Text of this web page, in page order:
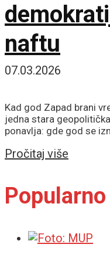
naftu
07.03.2026
Kad god Zapad brani
jedna stara
ponavlja: gde god se
Pročitaj više
Popularno